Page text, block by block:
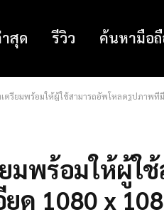
สุด รีวิว ค้นหามือ
เตรียมพร้อมให้ผู้ใช้สามารถอัพโหลดรูปภาพที่
มพร้อมให้ผู้ใ
ด 1080 x